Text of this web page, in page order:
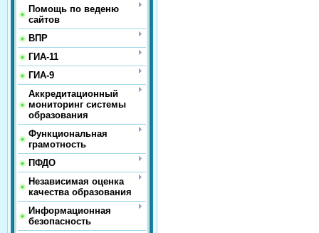
Помощь по веденю
сайтов
ВПР
ГИА-11
ГИА-9
Аккредитационный
мониторинг системы
образования
Функциональная
грамотность
ПФДО
Независимая оценка
качества образования
Информационная
безопасность